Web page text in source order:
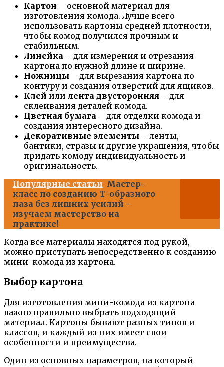
Картон – основной материал для
изготовления комода. Лучше всего
использовать картоны средней плотности,
чтобы комод получился прочным и
стабильным.
Линейка – для измерения и отрезания
картона по нужной длине и ширине.
Ножницы – для вырезания картона по
контуру и создания отверстий для ящиков.
Клей или лента двусторонняя – для
склеивания деталей комода.
Цветная бумага – для отделки комода и
создания интересного дизайна.
Декоративные элементы – ленты,
бантики, стразы и другие украшения, чтобы
придать комоду индивидуальность и
оригинальность.
Популярные статьи Мастер-
класс по созданию Т-образного
паза без лишних усилий -
изучаем мастерство на
практике!
Когда все материалы находятся под рукой,
можно приступать непосредственно к созданию
мини-комода из картона.
Выбор картона
Для изготовления мини-комода из картона
важно правильно выбрать подходящий
материал. Картоны бывают разных типов и
классов, и каждый из них имеет свои
особенности и преимущества.
Один из основных параметров, на который